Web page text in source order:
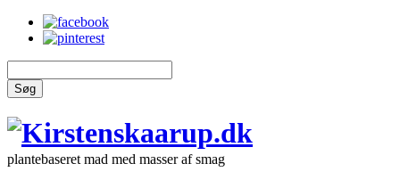
Søg
plantebaseret mad med masser af smag